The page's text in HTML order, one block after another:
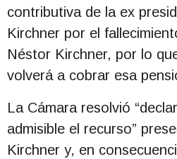
contributiva de la ex
Kirchner por el
Néstor Kirchner, por lo
volverá a cobrar esa
La Cámara resolvió
admisible el recurso”
Kirchner y, en